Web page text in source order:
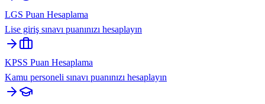
LGS Puan Hesaplama
Lise giriş sınavı puanınızı hesaplayın
KPSS Puan Hesaplama
Kamu personeli sınavı puanınızı hesaplayın